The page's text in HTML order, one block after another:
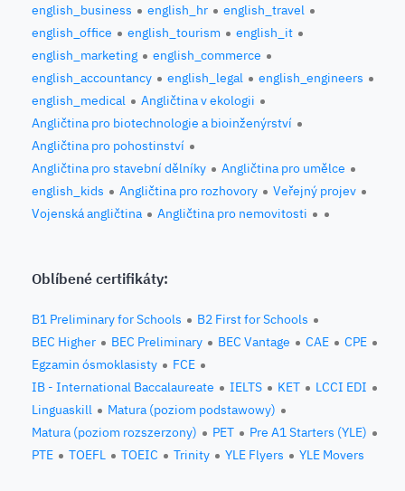
english_business english_hr
english_travel
english_office
english_tourism
english_it
english_marketing
english_commerce
english_accountancy
english_legal
english_engineers
english_medical
Angličtina v ekologii
Angličtina pro biotechnologie a bioinženýrství
Angličtina pro pohostinství
Angličtina pro stavební dělníky
Angličtina pro umělce
english_kids
Angličtina pro rozhovory
Veřejný projev
Vojenská angličtina
Angličtina pro nemovitosti
Oblíbené certifikáty:
B1 Preliminary for Schools
B2 First for Schools
BEC Higher
BEC Preliminary BEC Vantage CAE
CPE
Egzamin ósmoklasisty
FCE
IB - International Baccalaureate
IELTS KET
LCCI EDI
Linguaskill
Matura (poziom podstawowy)
Matura (poziom rozszerzony)
PET
Pre A1 Starters (YLE)
PTE
TOEFL TOEIC Trinity YLE Flyers YLE Movers